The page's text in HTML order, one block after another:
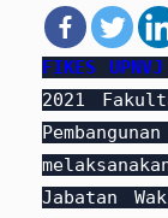
FIKES UPNVJ
2021
Jabatan